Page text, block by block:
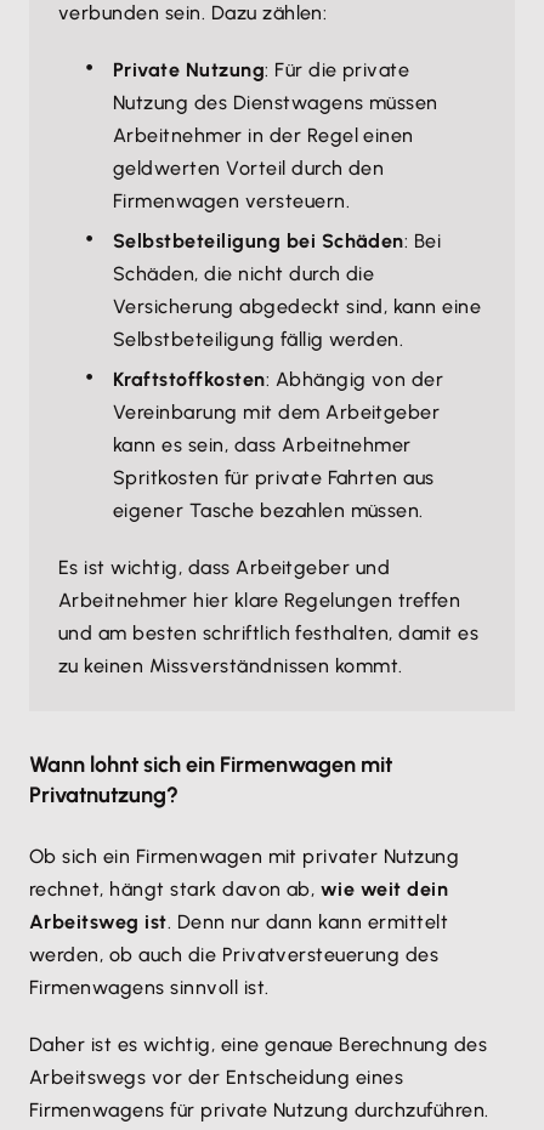
verbunden sein. Dazu zählen:
Private Nutzung: Für die private
Nutzung des Dienstwagens müssen
Arbeitnehmer in der Regel einen
geldwerten Vorteil durch den
Firmenwagen versteuern.
Selbstbeteiligung bei Schäden: Bei
Schäden, die nicht durch die
Versicherung abgedeckt sind, kann eine
Selbstbeteiligung fällig werden.
Kraftstoffkosten: Abhängig von der
Vereinbarung mit dem Arbeitgeber
kann es sein, dass Arbeitnehmer
Spritkosten für private Fahrten aus
eigener Tasche bezahlen müssen.
Es ist wichtig, dass Arbeitgeber und
Arbeitnehmer hier klare Regelungen treffen
und am besten schriftlich festhalten, damit es
zu keinen Missverständnissen kommt.
Wann lohnt sich ein Firmenwagen mit
Privatnutzung?
Ob sich ein Firmenwagen mit privater Nutzung
rechnet, hängt stark davon ab, wie weit dein
Arbeitsweg ist. Denn nur dann kann ermittelt
werden, ob auch die Privatversteuerung des
Firmenwagens sinnvoll ist.
Daher ist es wichtig, eine genaue Berechnung des
Arbeitswegs vor der Entscheidung eines
Firmenwagens für private Nutzung durchzuführen.